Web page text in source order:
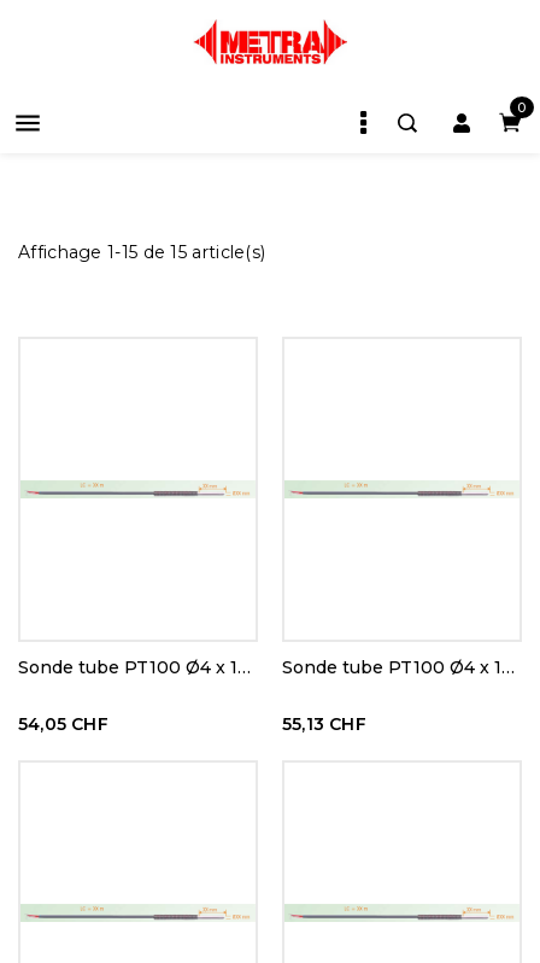
 0
Affichage 1-15 de 15 article(s)
Sonde tube PT100 Ø4 x 100 mm
54,05 CHF
Sonde tube PT100 Ø4 x 100 mm
55,13 CHF